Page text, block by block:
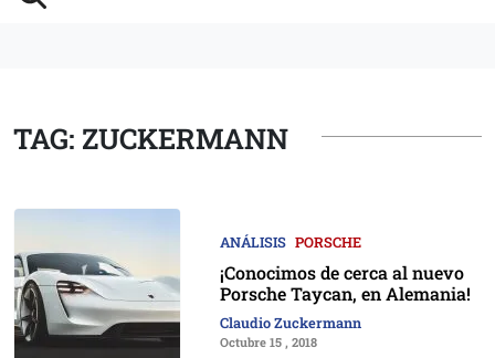
TAG: ZUCKERMANN
ANÁLISIS PORSCHE
¡Conocimos de cerca al nuevo
Porsche Taycan, en Alemania!
Claudio Zuckermann
Octubre 15 , 2018